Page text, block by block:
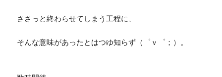
ささっと終わらせてしまう工程に、
そんな意味があったとはつゆ知らず（゜ｖ゜；）。